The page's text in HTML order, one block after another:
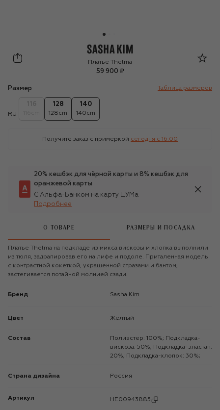
Sasha Kim
Платье Thelma
59 900 ₽
Размер Таблица размеров
RU
128
128cm
140
140cm
Получите заказ с примеркой сегодня c 16:00
20% кешбэк для чёрной карты и 8% кешбэк для
оранжевой карты
С Альфа-Банком на карту ЦУМа
Подробнее
О ТОВАРЕ РАЗМЕРЫ И ПОСАДКА
Платье Thelma на подкладе из микса вискозы и хлопка выполнили
из тюля, задрапировав его на лифе и подоле. Приталенная модель
с контрастной кокеткой, украшенной стразами и бантом,
застегивается потайной молнией сзади.
Бренд Sasha Kim
Цвет Желтый
Состав
Полиэстер: 100%; Подкладка-
вискоза: 50%; Подкладка-эластан:
20%; Подкладка-хлопок: 30%;
Страна дизайна Россия
Артикул HE00943885